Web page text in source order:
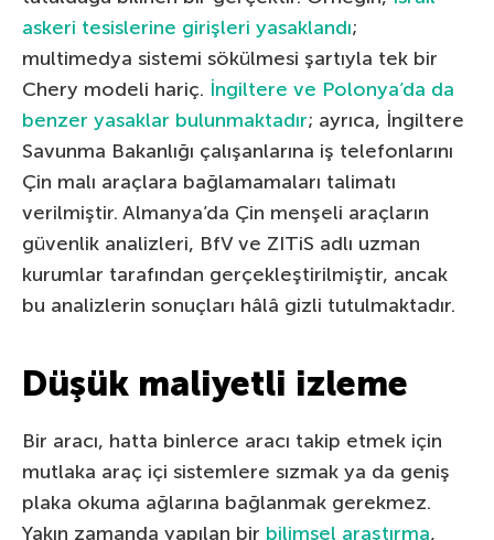
askeri tesislerine girişleri yasaklandı;
multimedya sistemi sökülmesi şartıyla tek bir
Chery modeli hariç. İngiltere ve Polonya’da da
benzer yasaklar bulunmaktadır; ayrıca, İngiltere
Savunma Bakanlığı çalışanlarına iş telefonlarını
Çin malı araçlara bağlamamaları talimatı
verilmiştir. Almanya’da Çin menşeli araçların
güvenlik analizleri, BfV ve ZITiS adlı uzman
kurumlar tarafından gerçekleştirilmiştir, ancak
bu analizlerin sonuçları hâlâ gizli tutulmaktadır.
Düşük maliyetli izleme
Bir aracı, hatta binlerce aracı takip etmek için
mutlaka araç içi sistemlere sızmak ya da geniş
plaka okuma ağlarına bağlanmak gerekmez.
Yakın zamanda yapılan bir bilimsel araştırma,